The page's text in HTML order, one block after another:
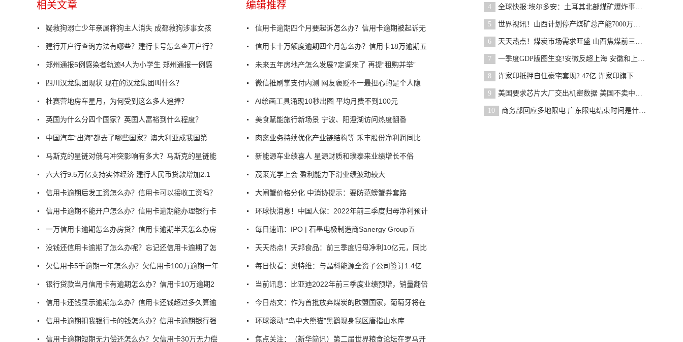
相关文章
疑救狗溺亡少年亲属称狗主人消失 成都救狗涉事女孩
建行开户行查询方法有哪些？建行卡号怎么查开户行？
郑州通报5例感染者轨迹4人为小学生 郑州通报一例感
四川汉龙集团现状 现在的汉龙集团叫什么？
杜赛营地房车星月，为何受到这么多人追捧？
英国为什么分四个国家？英国人富裕到什么程度？
中国汽车“出海”都去了哪些国家？澳大利亚成我国第
马斯克的星链对俄乌冲突影响有多大？马斯克的星链能
六大行9.5万亿支持实体经济 建行人民币贷款增加2.1
信用卡逾期后发工资怎么办？信用卡可以接收工资吗？
信用卡逾期不能开户怎么办？信用卡逾期能办理银行卡
一万信用卡逾期怎么办房贷？信用卡逾期半天怎么办房
没钱还信用卡逾期了怎么办呢？忘记还信用卡逾期了怎
欠信用卡5千逾期一年怎么办？欠信用卡100万逾期一年
银行贷款当月信用卡有逾期怎么办？信用卡10万逾期2
信用卡还钱显示逾期怎么办？信用卡还钱超过多久算逾
信用卡逾期扣我银行卡的钱怎么办？信用卡逾期银行强
信用卡逾期短期无力偿还怎么办？欠信用卡30万无力偿
编辑推荐
信用卡逾期四个月要起诉怎么办？信用卡逾期被起诉无
信用卡十万额度逾期四个月怎么办？信用卡18万逾期五
未来五年房地产怎么发展?定调来了 再提“租购并举”
微信推刷掌支付内测 网友褒贬不一最担心的是个人隐
AI绘画工具涌现10秒出图 平均月费不到100元
美食赋能旅行新场景 宁波、阳澄湖访问热度翻番
肉禽业务持续优化产业链结构等 禾丰股份净利润同比
新能源车业绩喜人 星源财质和璞泰来业绩增长不俗
茂莱光学上会 盈利能力下滑业绩波动较大
大闸蟹价格分化 中消协提示：要防范螃蟹券套路
环球快消息！中国人保：2022年前三季度归母净利预计
每日速讯：IPO | 石墨电极制造商Sanergy Group五
天天热点！天邦食品：前三季度归母净利10亿元，同比
每日快看：奥特维：与晶科能源全资子公司签订1.4亿
当前讯息：比亚迪2022年前三季度业绩预增，销量翻倍
今日热文：作为首批放弃煤炭的欧盟国家，葡萄牙将在
环球滚动:“鸟中大熊猫”黑鹳现身我区唐指山水库
焦点关注：（新华简讯）第二届世界粮食论坛在罗马开
4 全球快报:埃尔多安：土耳其北部煤矿爆炸事故死亡人
5 世界视讯！山西计划停产煤矿总产能7000万吨以上，主
6 天天热点！煤炭市场需求旺盛 山西焦煤前三季度归母
7 一季度GDP版图生变!安徽反超上海 安徽和上海gdp各
8 许家印抵押自住豪宅套现2.47亿 许家印旗下有哪些楼
9 美国要求芯片大厂交出机密数据 美国不卖中国芯片怎
10 商务部回应多地限电 广东限电结束时间是什么时候？